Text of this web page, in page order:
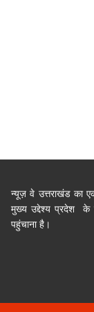
न्यूज़ वे उत्तराखंड का
मुख्य उद्देश्य प्रदेश के
पहुंचाना है।